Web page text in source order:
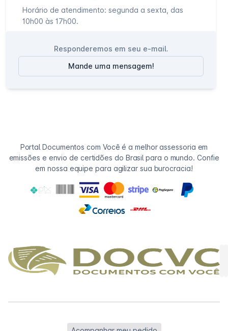
Horário de atendimento: segunda a sexta, das
10h00 às 17h00.
Responderemos em seu e-mail.
Mande uma mensagem!
Portal Documentos com Você é a melhor assessoria em
emissões e envio de certidões do Brasil para o mundo. Confie
em nossa equipe para agilizar sua burocracia!